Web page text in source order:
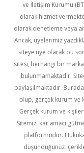
ve İletişim Kurumu
olarak hizmet
olarak denetleme veya
Ancak, üyelerimiz
siteye üye olarak bu
sitesi, herhangi bir
bulunmamaktadır.
paylaşılmaktadır.
olup, gerçek kurum ve
Gerçek kurum ve
Sitemiz, kar amacı
platformudur.
düşündüğünüz